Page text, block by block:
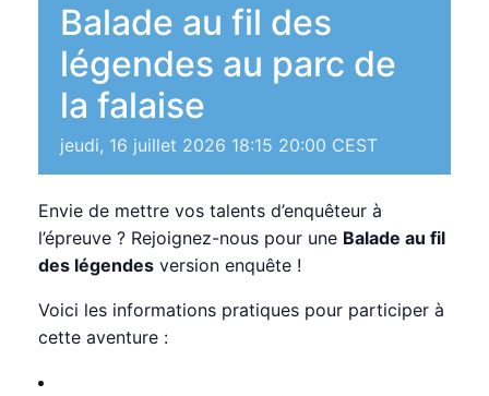
Balade au fil des
légendes au parc de
la falaise
jeudi, 16 juillet 2026 18:15 20:00 CEST
Envie de mettre vos talents d’enquêteur à
l’épreuve ? Rejoignez-nous pour une Balade au fil
des légendes version enquête !
Voici les informations pratiques pour participer à
cette aventure :